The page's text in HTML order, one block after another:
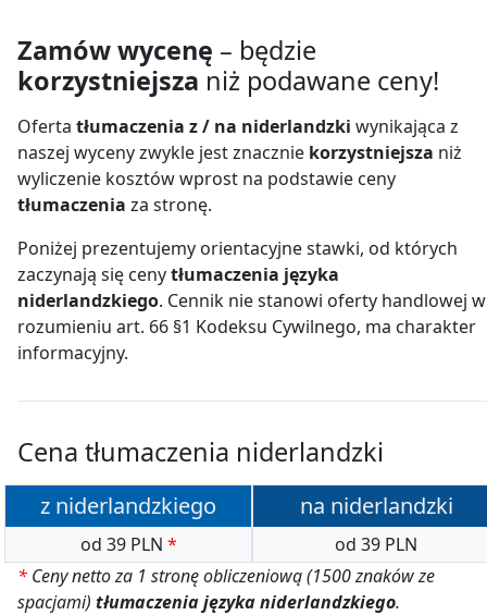
Zamów wycenę – będzie
korzystniejsza niż podawane ceny!
Oferta tłumaczenia z / na niderlandzki wynikająca z
naszej wyceny zwykle jest znacznie korzystniejsza niż
wyliczenie kosztów wprost na podstawie ceny
tłumaczenia za stronę.
Poniżej prezentujemy orientacyjne stawki, od których
zaczynają się cenytłumaczenia języka
niderlandzkiego. Cennik nie stanowi oferty handlowej w
rozumieniu art. 66 §1 Kodeksu Cywilnego, ma charakter
informacyjny.
Cena tłumaczenia niderlandzki
z niderlandzkiego
od 39 PLN *
na niderlandzki
od 39 PLN
* Ceny netto za 1 stronę obliczeniową (1500 znaków ze
spacjami) tłumaczenia języka niderlandzkiego.